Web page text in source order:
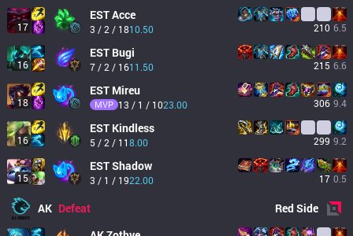
17
ESTAcce
3 / 2 / 1810.50 210 6.5
16
EST Bugi
7 / 2 / 1611.50 215 6.6
18
EST Mireu
MVP 13 / 1 / 1023.00 306 9.4
16
EST Kindless
5 / 2 / 118.00 299 9.2
15
ESTShadow
3 / 1 / 1922.00 17 0.5
AK Defeat RedSide